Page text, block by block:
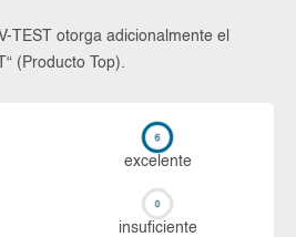
TEST otorga adicionalmente el
(Producto Top).
ex­ce­len­te
in­su­fi­cien­te